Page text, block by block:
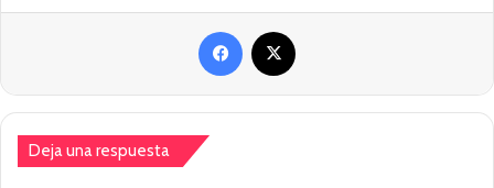
Facebook
Deja una respuesta